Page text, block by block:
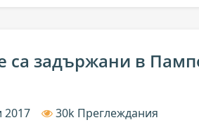
задържани в
2017 30k Преглеждания